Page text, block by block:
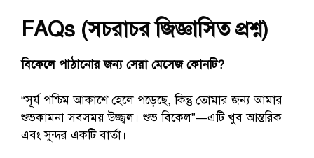
FAQs (সচরাচর জিজ্ঞাসিত প্রশ্ন)
বিকেলে পাঠানোর জন্য সেরা মেসেজ কোনটি?
“সূর্য পশ্চিম আকাশে হেলে পড়েছে, কিন্তু তোমার জন্য আমার
শুভকামনা সবসময় উজ্জ্বল। শুভ বিকেল”—এটি খুব আন্তরিক
এবং সুন্দর একটি বার্তা।